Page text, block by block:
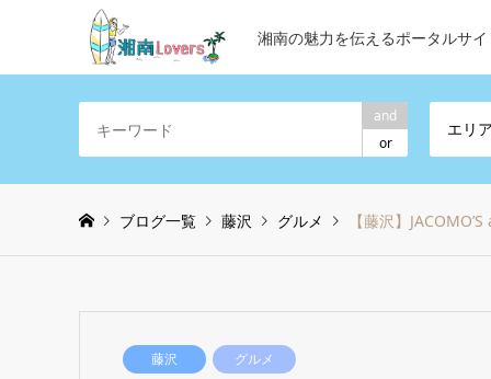
湘南の魅力を伝えるポータルサイ
and
or
エリ
ブログ一覧 藤沢 グルメ 【藤沢】
藤沢 グルメ